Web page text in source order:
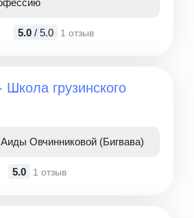
5.0 / 5.0 1 отзыв
Школа грузинского
Овчинниковой (Бигвава)
5.0 1 отзыв